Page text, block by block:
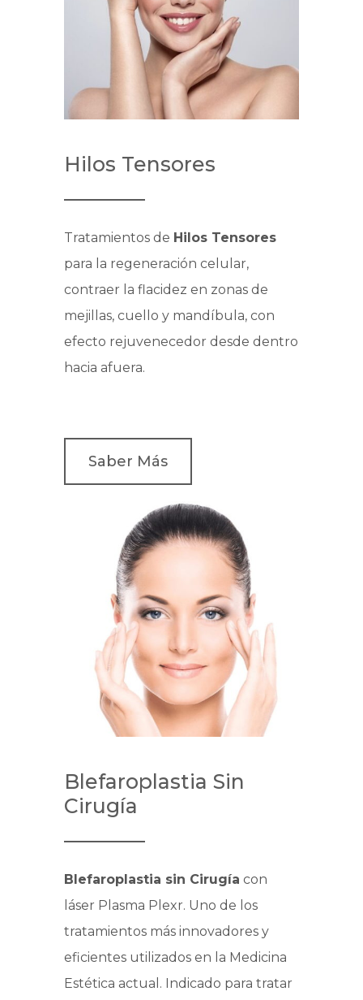
Hilos Tensores
Tratamientos de Hilos Tensores
para la regeneración celular,
contraer la flacidez en zonas de
mejillas, cuello y mandíbula, con
efecto rejuvenecedor desde dentro
hacia afuera.
Saber Más
Blefaroplastia Sin
Cirugía
Blefaroplastia sin Cirugía con
láser Plasma Plexr. Uno de los
tratamientos más innovadores y
eficientes utilizados en la Medicina
Estética actual. Indicado para tratar